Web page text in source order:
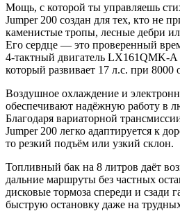
Мощь, с которой ты управляешь
Jumper 200 создан для тех, кто не
каменистые тропы, лесные дебри
Его сердце — это проверенный
4-тактный двигатель LX161QMK-
который развивает 17 л.с. при 8000
Воздушное охлаждение и
обеспечивают надёжную работу в
Благодаря вариаторной
Jumper 200 легко адаптируется к
то резкий подъём или узкий склон.
Топливный бак на 8 литров даёт
дальние маршруты без частных
дисковые тормоза спереди и сзади
быструю остановку даже на